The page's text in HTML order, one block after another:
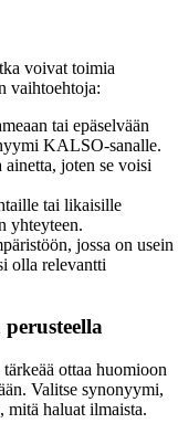
voivat toimia
vaihtoehtoja:
tai epäselvään
KALSO-sanalle.
joten se voisi
tai likaisille
yhteyteen.
jossa on usein
olla relevantti
ottaa huomioon
Valitse synonyymi,
mitä haluat ilmaista.